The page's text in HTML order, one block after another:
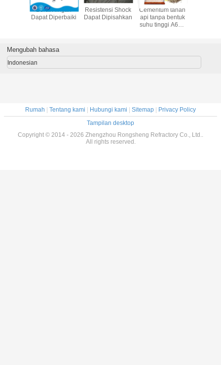
Berat Ringan
Dapat Diperbaiki
Resistensi Shock
Dapat Dipisahkan
Cementum tahan
api tanpa bentuk
suhu tinggi A600
api untuk
Mengubah bahasa
Indonesian
Rumah | Tentang kami | Hubungi kami | Sitemap | Privacy Policy
Tampilan desktop
Copyright © 2014 - 2026 Zhengzhou Rongsheng Refractory Co., Ltd..
All rights reserved.